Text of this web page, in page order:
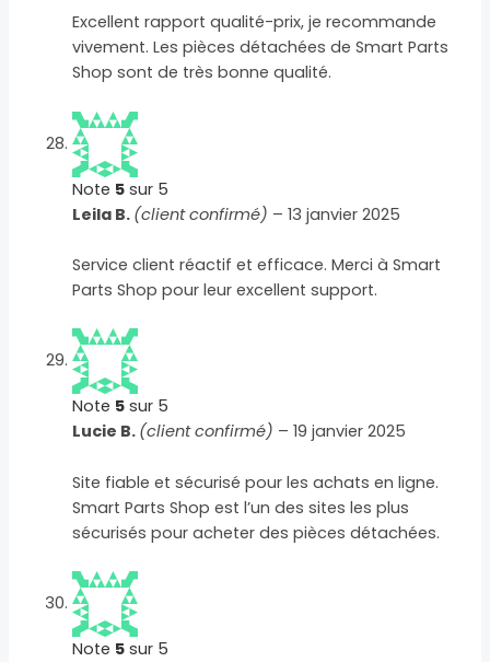
Excellent rapport qualité-prix, je recommande
vivement. Les pièces détachées de Smart Parts
Shop sont de très bonne qualité.
Note 5 sur 5
Leila B. (client confirmé) – 13 janvier 2025
Service client réactif et efficace. Merci à Smart
Parts Shop pour leur excellent support.
Note 5 sur 5
Lucie B. (client confirmé) – 19 janvier 2025
Site fiable et sécurisé pour les achats en ligne.
Smart Parts Shop est l’un des sites les plus
sécurisés pour acheter des pièces détachées.
Note 5 sur 5